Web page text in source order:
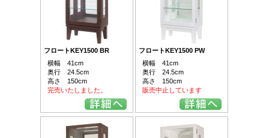
フロートKEY1500 BR
横幅 41cm
奥行 24.5cm
高さ 150cm
完売いたしました。
フロートKEY1500 PW
横幅 41cm
奥行 24.5cm
高さ 150cm
販売中止しています